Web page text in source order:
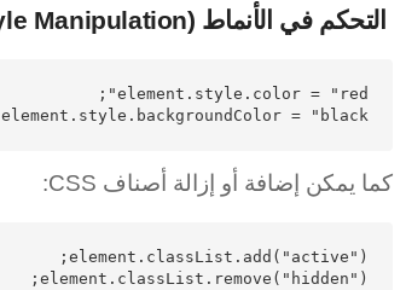
التحكم في الأنماط (Style Manipulation)
element.style.backgroundColor = "black";
كما يمكن إضافة أو إزالة أصناف CSS: